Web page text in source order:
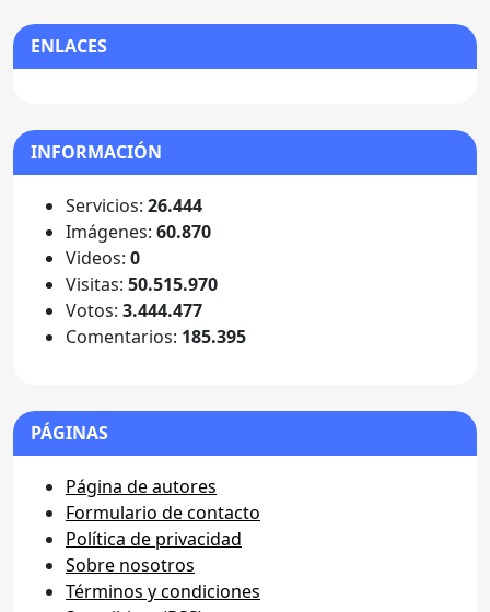
ENLACES
INFORMACIÓN
Servicios: 26.444
Imágenes: 60.870
Videos: 0
Visitas: 50.515.970
Votos: 3.444.477
Comentarios: 185.395
PÁGINAS
Página de autores
Formulario de contacto
Política de privacidad
Sobre nosotros
Términos y condiciones